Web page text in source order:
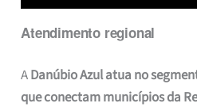
Atendimento regional
ADanúbio Azul atua no
que conectam municípios da